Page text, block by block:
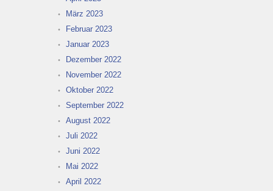
März 2023
Februar 2023
Januar 2023
Dezember 2022
November 2022
Oktober 2022
September 2022
August 2022
Juli 2022
Juni 2022
Mai 2022
April 2022